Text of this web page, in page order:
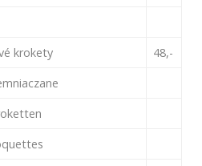
krokety
48,-